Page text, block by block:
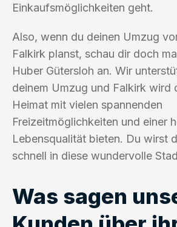
Einkaufsmöglichkeiten geht.
Also, wenn du deinen Umzug
Falkirk planst, schau dir doch
Huber Gütersloh an. Wir
deinem Umzug und Falkirk wird
Heimat mit vielen spannenden
Freizeitmöglichkeiten und einer
Lebensqualität bieten. Du wirst
schnell in diese wundervolle
Was sagen